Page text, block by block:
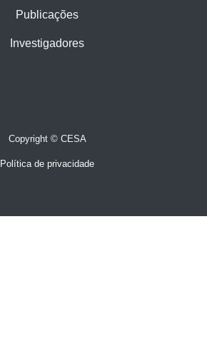
Publicações
Investigadores
Copyright © CESA
Política de privacidade